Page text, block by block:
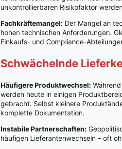
unkontrollierbaren Risikofaktor
Fachkräftemangel: Der Mangel an
hohen technischen Anforderungen.
Einkaufs- und Compliance-
Schwächelnde
Häufigere Produktwechsel:
werden heute in einigen
gebracht. Selbst kleinere
komplette Dokumentation.
Instabile Partnerschaften:
häufigen Lieferantenwechseln – oft